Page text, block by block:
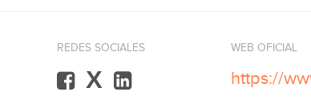
REDES SOCIALES
X
WEB OFICIAL
https://